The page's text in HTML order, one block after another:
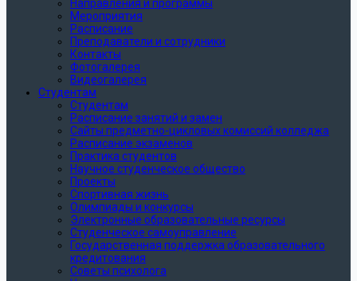
Направления и программы
Мероприятия
Расписание
Преподаватели и сотрудники
Контакты
Фотогалерея
Видеогалерея
Студентам
Студентам
Расписание занятий и замен
Сайты предметно-цикловых комиссий колледжа
Расписание экзаменов
Практика студентов
Научное студенческое общество
Проекты
Спортивная жизнь
Олимпиады и конкурсы
Электронные образовательные ресурсы
Студенческое самоуправление
Государственная поддержка образовательного
кредитования
Советы психолога